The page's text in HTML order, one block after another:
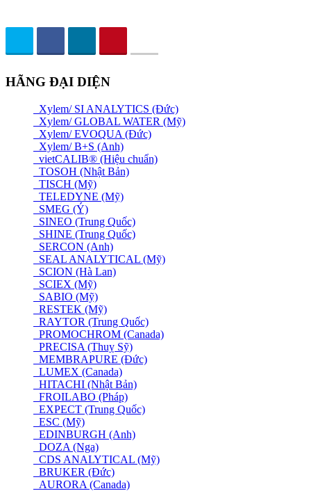
HÃNG ĐẠI DIỆN
Xylem/ SI ANALYTICS (Đức)
Xylem/ GLOBAL WATER (Mỹ)
Xylem/ EVOQUA (Đức)
Xylem/ B+S (Anh)
vietCALIB® (Hiệu chuẩn)
TOSOH (Nhật Bản)
TISCH (Mỹ)
TELEDYNE (Mỹ)
SMEG (Ý)
SINEO (Trung Quốc)
SHINE (Trung Quốc)
SERCON (Anh)
SEAL ANALYTICAL (Mỹ)
SCION (Hà Lan)
SCIEX (Mỹ)
SABIO (Mỹ)
RESTEK (Mỹ)
RAYTOR (Trung Quốc)
PROMOCHROM (Canada)
PRECISA (Thuỵ Sỹ)
MEMBRAPURE (Đức)
LUMEX (Canada)
HITACHI (Nhật Bản)
FROILABO (Pháp)
EXPECT (Trung Quốc)
ESC (Mỹ)
EDINBURGH (Anh)
DOZA (Nga)
CDS ANALYTICAL (Mỹ)
BRUKER (Đức)
AURORA (Canada)